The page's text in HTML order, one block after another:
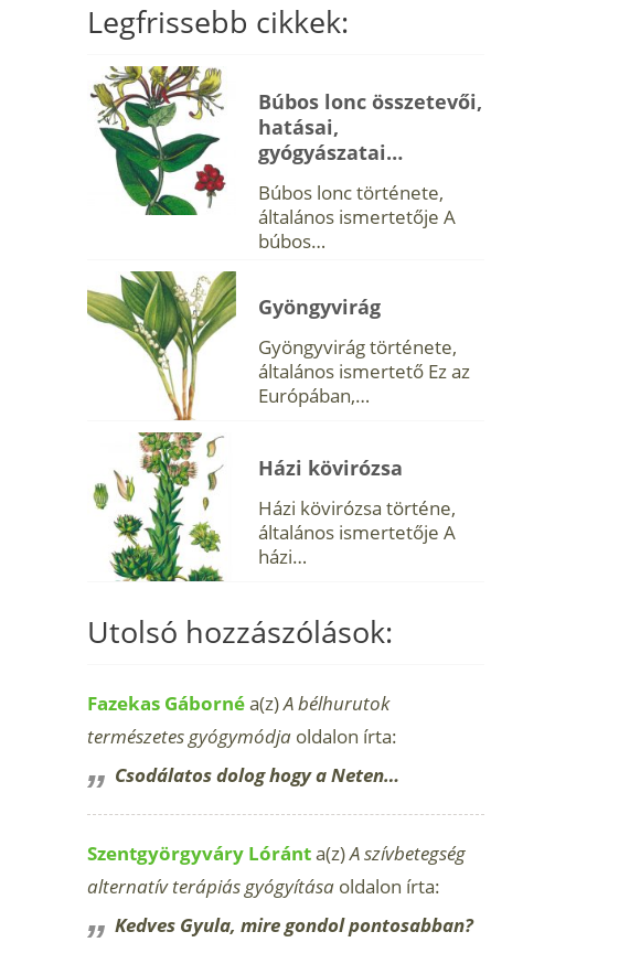
Legfrissebb cikkek:
Búbos lonc összetevői,
hatásai,
gyógyászatai…
Búbos lonc története,
általános ismertetője A
búbos…
Gyöngyvirág
Gyöngyvirág története,
általános ismertető Ez az
Európában,…
Házi kövirózsa
Házi kövirózsa történe,
általános ismertetője A
házi…
Utolsó hozzászólások:
Fazekas Gábornéa(z)A bélhurutok
természetes gyógymódja oldalon írta:
Csodálatos dolog hogy a Neten…
Szentgyörgyváry Lóránta(z)A szívbetegség
alternatív terápiás gyógyítása oldalon írta:
Kedves Gyula, mire gondol pontosabban?